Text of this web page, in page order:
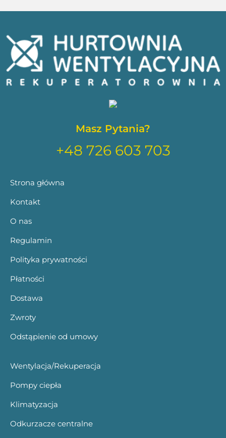
Masz Pytania?
+48 726 603 703
Strona główna
Kontakt
O nas
Regulamin
Polityka prywatności
Płatności
Dostawa
Zwroty
Odstąpienie od umowy
Wentylacja/Rekuperacja
Pompy ciepła
Klimatyzacja
Odkurzacze centralne